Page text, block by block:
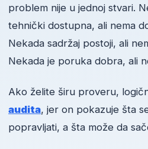
problem nije u jednoj stvari.
tehnički dostupna, ali nema
Nekada sadržaj postoji, ali
Nekada je poruka dobra, ali
Ako želite širu proveru,
audita, jer on pokazuje šta
popravljati, a šta može da